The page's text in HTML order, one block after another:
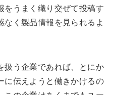
をうまく織り交ぜて投稿す
なく製品情報を見られるよ
扱う企業であれば、とにか
に伝えようと働きかけるの